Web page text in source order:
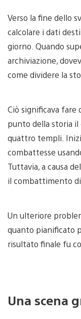
Verso la fine dello
calcolare i dati
giorno. Quando
archiviazione,
come dividere la
Ciò significava fare
punto della storia
quattro templi.
combattesse
Tuttavia, a causa
il combattimento di
Un ulteriore
quanto pianificato
risultato finale fu
Una scena